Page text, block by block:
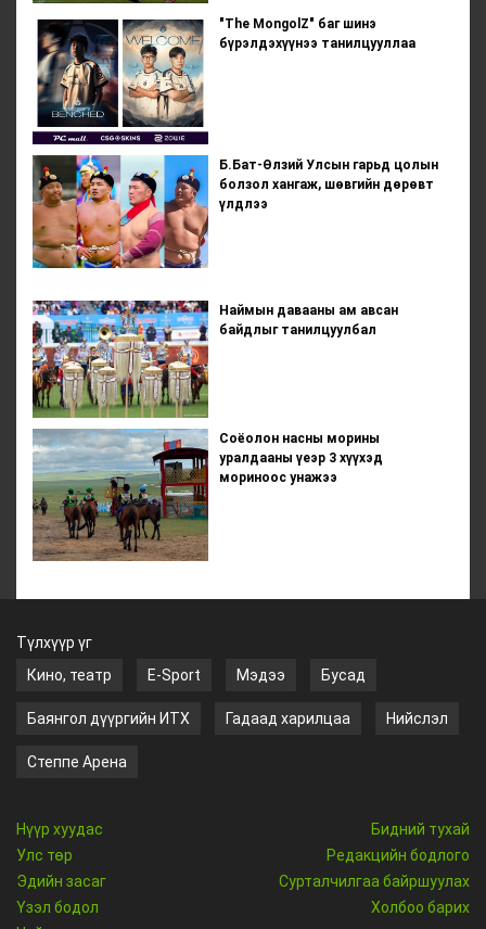
"The MongolZ" баг шинэ
бүрэлдэхүүнээ танилцууллаа
Б.Бат-Өлзий Улсын гарьд цолын
болзол хангаж, шөвгийн дөрөвт
үлдлээ
Наймын давааны ам авсан
байдлыг танилцуулбал
Соёолон насны морины
уралдааны үеэр 3 хүүхэд
мориноос унажээ
Түлхүүр үг
Кино, театр
E-Sport Мэдээ Бусад
Баянгол дүүргийн ИТХ Гадаад харилцаа Нийслэл
Степпе Арена
Нүүр хуудас
Улс төр
Эдийн засаг
Үзэл бодол
Бидний тухай
Редакцийн бодлого
Сурталчилгаа байршуулах
Холбоо барих